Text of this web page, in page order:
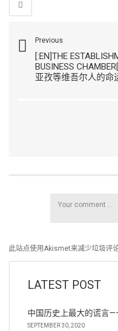
Previous
[:EN]THE
BUSINESS
亚孜等维吾尔人的命
此站点使用Akismet来减少垃圾评论
LATEST POST
中国历史上最大的谎言
SEPTEMBER 30, 2020